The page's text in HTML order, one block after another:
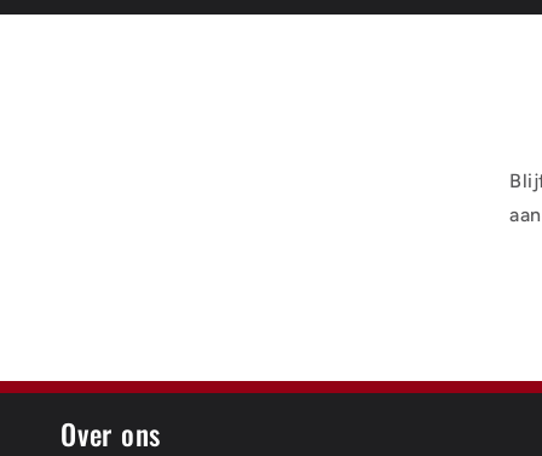
Over ons